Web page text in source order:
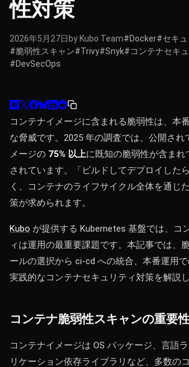
性対策
2026年5月27日 by Kubo Team#Docker#セキュ
#脆弱性スキャン#Trivy#Snyk#コンテナセキ
#DevSecOps
コンテナイメージに含まれる脆弱性は、本
な脅威です。2025 年の調査では、公開され
メージの 75% 以上に既知の脆弱性が含ま
されています。「ビルドしてデプロイした
く、コンテナのライフサイクル全体を通じ
策が求められます。
Kubo が提供する Kubernetes 基盤では、コ
ィは運用の最重要課題です。本記事では、
ールの選択から ci-cd への統合、本番運用で
実践的なコンテナセキュリティ対策を解説し
コンテナ脆弱性スキャンの重要
コンテナイメージは OS パッケージ、言語
リケーション依存ライブラリなど、多数の